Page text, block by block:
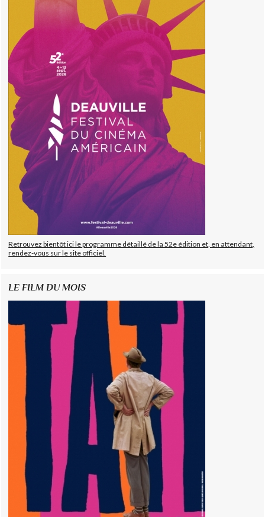
Retrouvez bientôt ici le programme détaillé de la 52e édition et, en attendant,
rendez-vous sur le site officiel.
LE FILM DU MOIS